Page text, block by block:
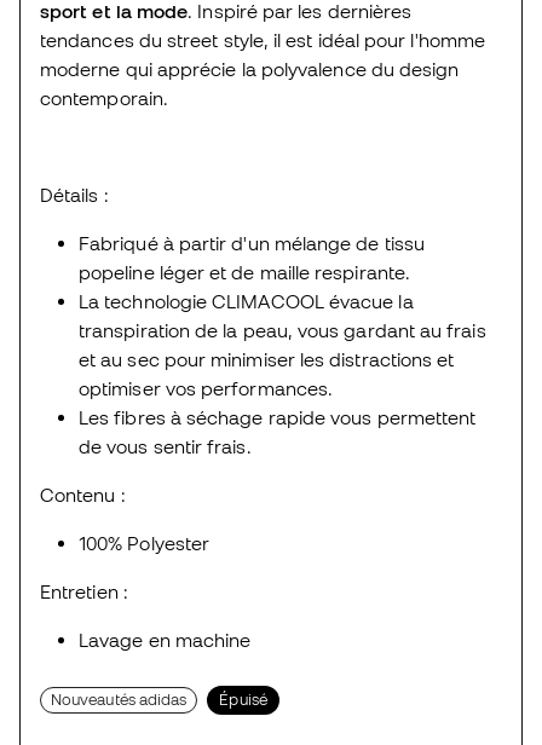
sport et la mode. Inspiré par les dernières
tendances du street style, il est idéal pour l'homme
moderne qui apprécie la polyvalence du design
contemporain.
Détails :
Fabriqué à partir d'un mélange de tissu
popeline léger et de maille respirante.
La technologie CLIMACOOL évacue la
transpiration de la peau, vous gardant au frais
et au sec pour minimiser les distractions et
optimiser vos performances.
Les fibres à séchage rapide vous permettent
de vous sentir frais.
Contenu :
100% Polyester
Entretien :
Lavage en machine
Nouveautés adidas Épuisé